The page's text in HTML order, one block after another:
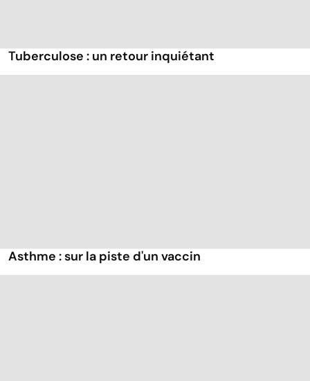
Tuberculose : un retour inquiétant
Asthme : sur la piste d'un vaccin